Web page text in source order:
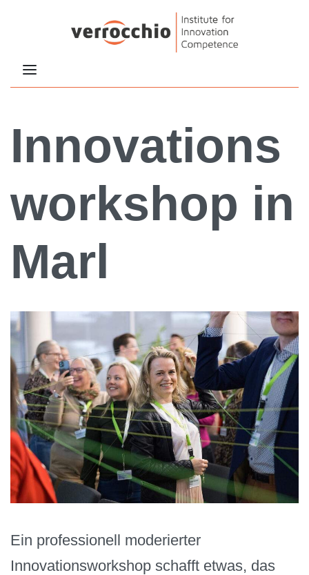
Innovations
workshop in
Marl
Ein professionell moderierter
Innovationsworkshop schafft etwas, das